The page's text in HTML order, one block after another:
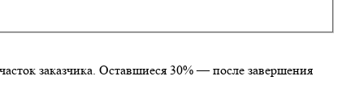
заказчика. Оставшиеся 30% — после завершения